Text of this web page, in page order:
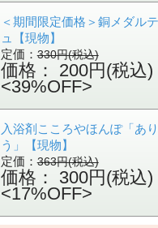
＜期間限定価格＞銅メダル
ュ【現物】
定価：330円(税込)
価格： 200円(税込)
<39%OFF>
入浴剤こころやほんぽ「あ
う」【現物】
定価：363円(税込)
価格： 300円(税込)
<17%OFF>